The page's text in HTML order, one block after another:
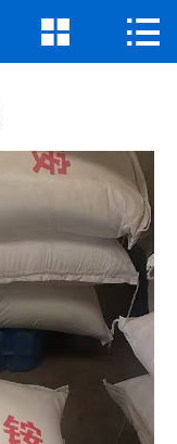
网站首页
新闻资讯
荣誉资质
联系我们
 